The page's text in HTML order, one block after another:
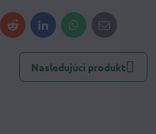
RedditLinkedInWhatsApp
E-
mail
Nasledujúci produkt